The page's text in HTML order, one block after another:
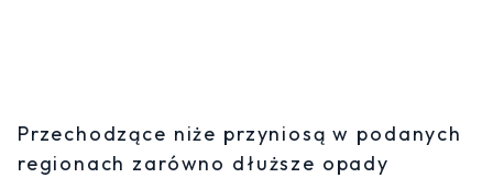
Przechodzące niże przyniosą w podanych
regionach zarówno dłuższe opady